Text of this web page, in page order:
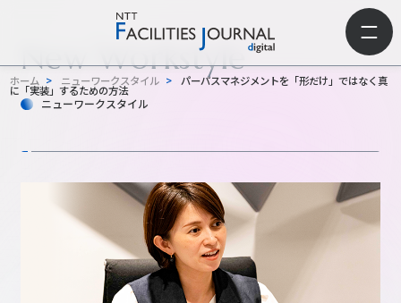
ホーム > ニューワークスタイル > パーパスマネジメントを「形だけ」ではなく真
に「実装」するための方法
New Workstyle
ニューワークスタイル